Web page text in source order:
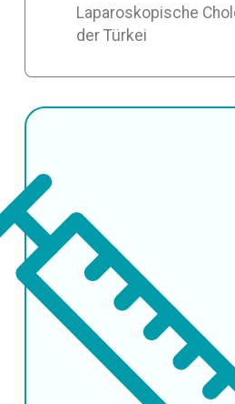
Laparoskopische
der Türkei